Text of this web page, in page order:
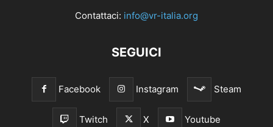
Contattaci: info@vr-italia.org
SEGUICI
Facebook Instagram Steam
Twitch X Youtube